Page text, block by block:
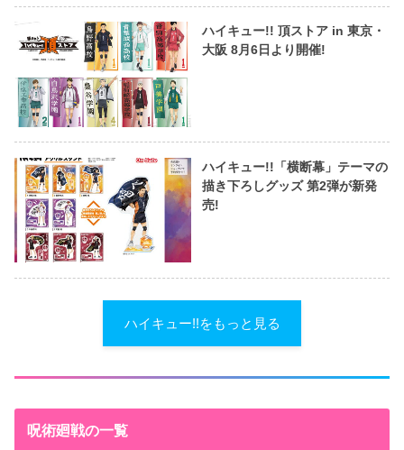
ハイキュー!! 頂ストア in 東京・
大阪 8月6日より開催!
ハイキュー!!「横断幕」テーマの
描き下ろしグッズ 第2弾が新発
売!
ハイキュー!!をもっと見る
呪術廻戦の一覧